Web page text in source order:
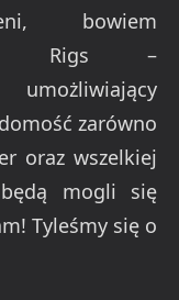
bowiem
Rigs –
zarówno
oraz wszelkiej
mogli się
Tyleśmy się o